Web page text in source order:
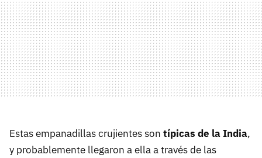
Estas empanadillas crujientes son típicas de la India,
y probablemente llegaron a ella a través de las